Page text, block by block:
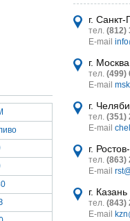
г. Санкт-
тел. (812)
E-mail
г. Москва
тел. (499)
E-mail
г.
тел. (351)
E-mail
г.
тел. (863)
E-mail
г. Казань
тел. (843)
E-mail